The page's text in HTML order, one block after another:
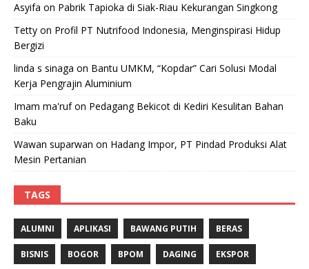
Asyifa on Pabrik Tapioka di Siak-Riau Kekurangan Singkong
Tetty on Profil PT Nutrifood Indonesia, Menginspirasi Hidup
Bergizi
linda s sinaga on Bantu UMKM, “Kopdar” Cari Solusi Modal
Kerja Pengrajin Aluminium
Imam ma'rufon Pedagang Bekicot di Kediri Kesulitan Bahan
Baku
Wawan suparwan on Hadang Impor, PT Pindad Produksi Alat
Mesin Pertanian
TAGS
ALUMNI APLIKASI BAWANG PUTIH BERAS
BISNIS BOGOR BPOM DAGING EKSPOR